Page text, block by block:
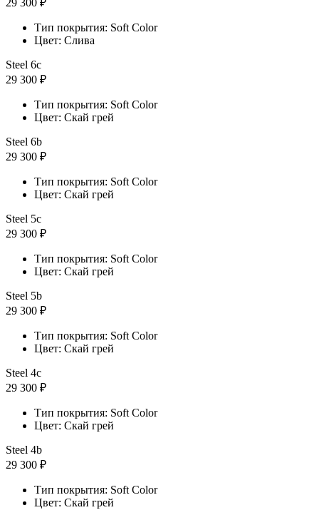
Тип покрытия: Soft Color
Цвет: Слива
Steel 6с
29 300 ₽
Тип покрытия: Soft Color
Цвет: Скай грей
Steel 6b
29 300 ₽
Тип покрытия: Soft Color
Цвет: Скай грей
Steel 5с
29 300 ₽
Тип покрытия: Soft Color
Цвет: Скай грей
Steel 5b
29 300 ₽
Тип покрытия: Soft Color
Цвет: Скай грей
Steel 4с
29 300 ₽
Тип покрытия: Soft Color
Цвет: Скай грей
Steel 4b
29 300 ₽
Тип покрытия: Soft Color
Цвет: Скай грей